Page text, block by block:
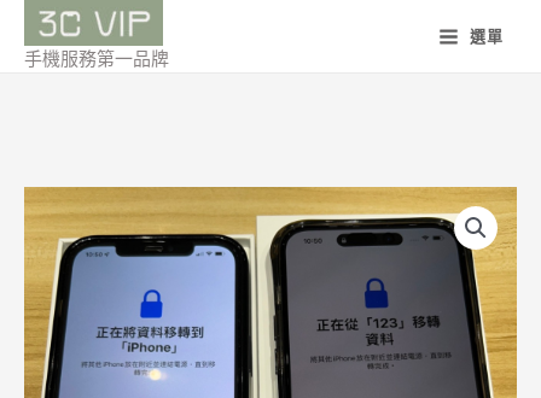
手機服務第一品牌
選單
手
機
統
無
痛